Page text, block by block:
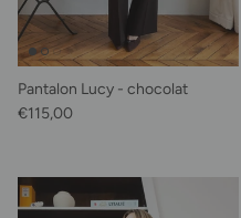
Pantalon Lucy - chocolat
Prix habituel
€115,00